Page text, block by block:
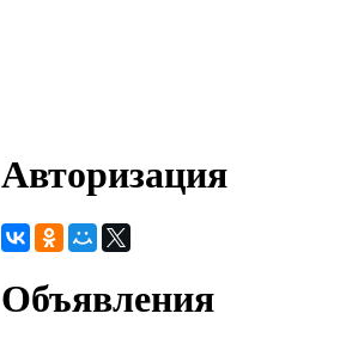
Авторизация
Объявления